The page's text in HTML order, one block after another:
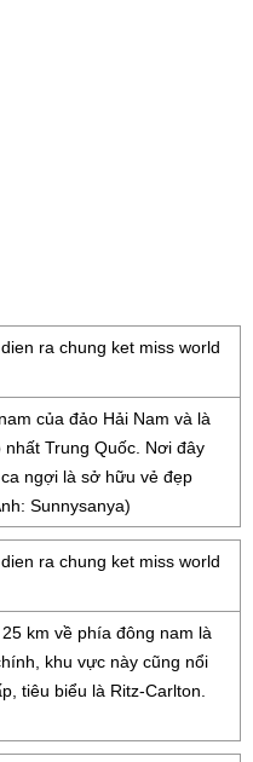
của đảo Hải Nam và là
Trung Quốc. Nơi đây
ngợi là sở hữu vẻ đẹp
Sunnysanya)
km về phía đông nam là
khu vực này cũng nổi
tiêu biểu là Ritz-Carlton.